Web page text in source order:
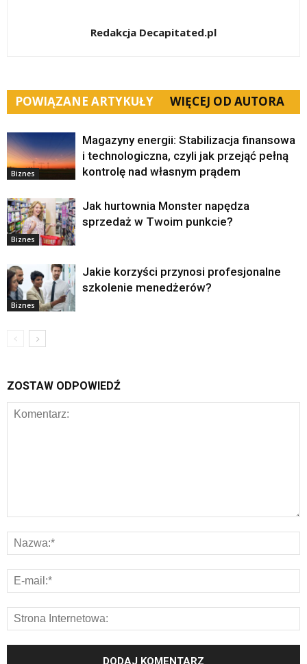
Redakcja Decapitated.pl
POWIĄZANE ARTYKUŁY WIĘCEJ OD AUTORA
Biznes
Magazyny energii: Stabilizacja finansowa
i technologiczna, czyli jak przejąć pełną
kontrolę nad własnym prądem
Biznes
Jak hurtownia Monster napędza
sprzedaż w Twoim punkcie?
Biznes
Jakie korzyści przynosi profesjonalne
szkolenie menedżerów?
ZOSTAW ODPOWIEDŹ